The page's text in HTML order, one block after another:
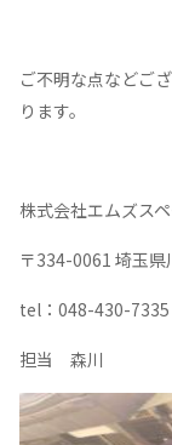
ご不明な点などご
ります。
株式会社エムズス
〒334-0061 埼玉
tel：048-430-7335
担当 森川